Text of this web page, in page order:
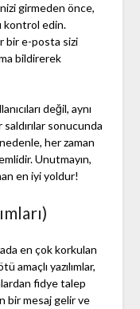
girmeden önce,
kontrol edin.
bir e-posta sizi
bildirerek
değil, aynı
sonucunda
her zaman
Unutmayın,
en iyi yoldur!
en çok korkulan
yazılımlar,
fidye talep
bir mesaj gelir ve